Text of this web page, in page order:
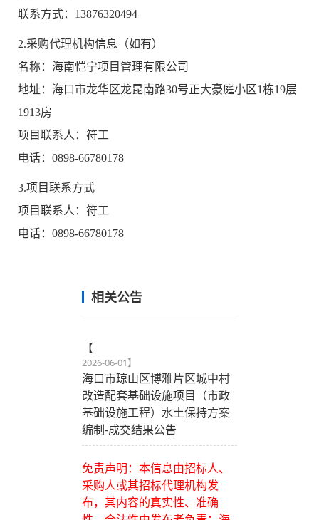
联系方式：13876320494
2.采购代理机构信息（如有）
名称：海南恺宁项目管理有限公司
地址：海口市龙华区龙昆南路30号正大豪庭小区1栋19层
1913房
项目联系人：符工
电话：0898-66780178
3.项目联系方式
项目联系人：符工
电话：0898-66780178
相关公告
【
2026-06-01】
海口市琼山区博雅片区城中村
改造配套基础设施项目（市政
基础设施工程）水土保持方案
编制-成交结果公告
免责声明：本信息由招标人、
采购人或其招标代理机构发
布，其内容的真实性、准确